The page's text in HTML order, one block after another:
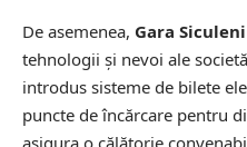
De asemenea, Gara Siculeni
tehnologii și nevoi ale
introdus sisteme de bilete
puncte de încărcare pentru